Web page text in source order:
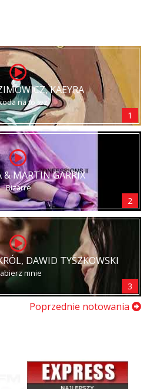
KAEYRA
na to łez
1
MARTIN GARRIX
Bizarre
2
DAWID TYSZKOWSKI
mnie
3
Poprzednie notowania